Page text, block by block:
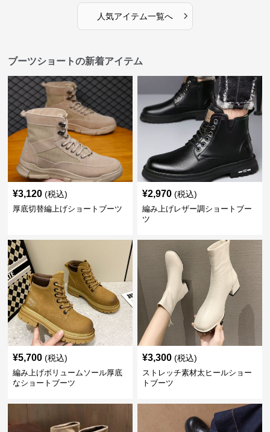
人気アイテム一覧へ ›
ブーツショートの新着アイテム
¥3,120 (税込)
厚底切替編上げショートブーツ
¥2,970 (税込)
編み上げレザー調ショートブー
ツ
¥5,700 (税込)
編み上げボリュームソール厚底
なショートブーツ
¥3,300 (税込)
ストレッチ素材太ヒールショー
トブーツ